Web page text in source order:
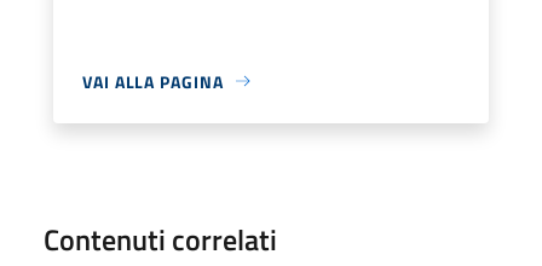
VAI ALLA PAGINA
Contenuti correlati